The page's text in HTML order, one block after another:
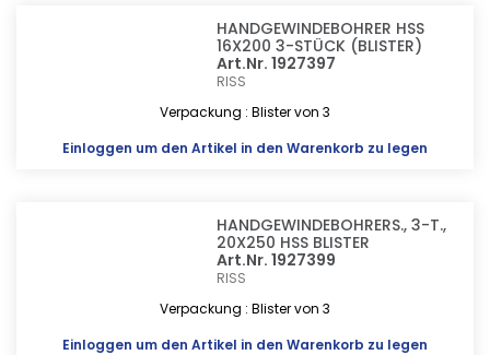
HANDGEWINDEBOHRER HSS
16X200 3-STÜCK (BLISTER)
Art.Nr. 1927397
RISS
Verpackung : Blister von 3
Einloggen um den Artikel in den Warenkorb zu legen
HANDGEWINDEBOHRERS., 3-T.,
20X250 HSS BLISTER
Art.Nr. 1927399
RISS
Verpackung : Blister von 3
Einloggen um den Artikel in den Warenkorb zu legen